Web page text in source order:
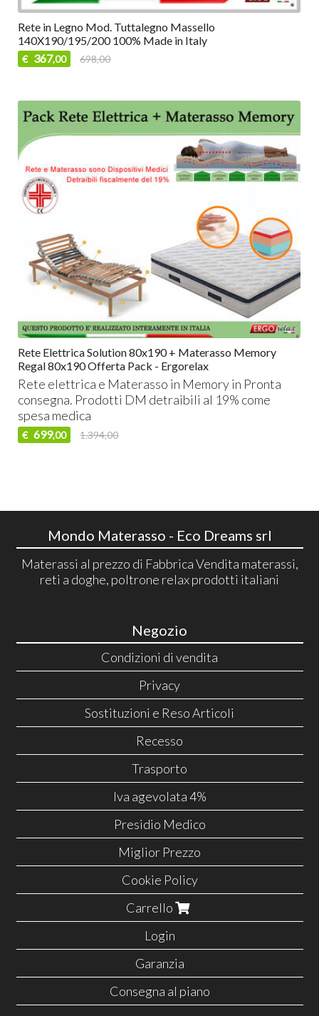
Rete in Legno Mod. Tuttalegno Massello
140X190/195/200 100% Made in Italy
€ 367,00 698,00
Rete Elettrica Solution 80x190 + Materasso Memory
Regal 80x190 Offerta Pack - Ergorelax
Rete elettrica e Materasso in Memory in Pronta
consegna. Prodotti DM detraibili al 19% come
spesa medica
€ 699,00 1.394,00
Mondo Materasso - Eco Dreams srl
Materassi al prezzo di Fabbrica Vendita materassi,
reti a doghe, poltrone relax prodotti italiani
Negozio
Condizioni di vendita
Privacy
Sostituzioni e Reso Articoli
Recesso
Trasporto
Iva agevolata 4%
Presidio Medico
Miglior Prezzo
Cookie Policy
Carrello
Login
Garanzia
Consegna al piano